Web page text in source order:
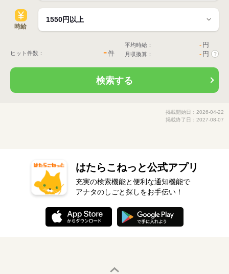
時給
ヒット件数： -件
平均時給： - 円
月収換算： - 円 ?
検索する
掲載開始日：2026-04-22
掲載終了日：2027-08-07
はたらこねっと公式アプリ
充実の検索機能と便利な通知機能で
アナタのしごと探しをお手伝い！